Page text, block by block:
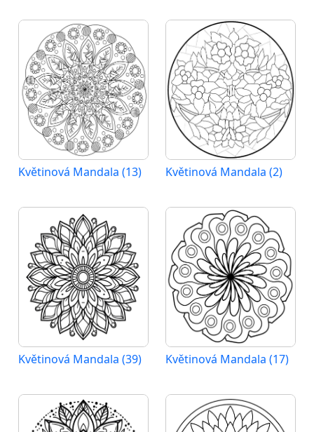
Květinová Mandala (13) Květinová Mandala (2)
Květinová Mandala (39) Květinová Mandala (17)